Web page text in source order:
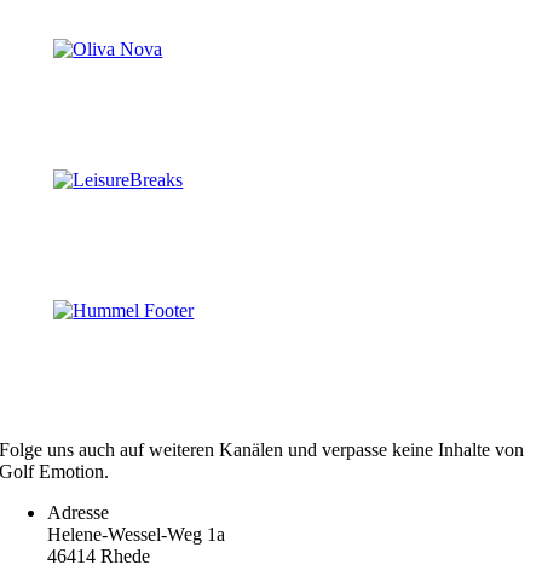
Folge uns auch auf weiteren Kanälen und verpasse keine Inhalte von
Golf Emotion.
Adresse
Helene-Wessel-Weg 1a
46414 Rhede